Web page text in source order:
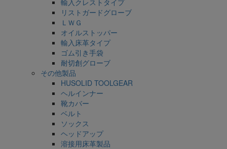
リストガードグローブ
ＬＷＧ
オイルストッパー
輸入床革タイプ
ゴム引き手袋
耐切創グローブ
その他製品
HUSOLID TOOLGEAR
ヘルインナー
靴カバー
ベルト
ソックス
ヘッドアップ
溶接用床革製品